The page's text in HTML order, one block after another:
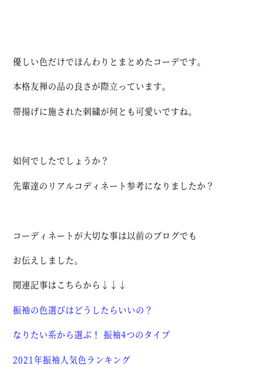
優しい色だけでほんわりとまとめたコーデです。
本格友禅の品の良さが際立っています。
帯揚げに施された刺繍が何とも可愛いですね。
如何でしたでしょうか？
先輩達のリアルコディネート参考になりましたか？
コーディネートが大切な事は以前のブログでも
お伝えしました。
関連記事はこちらから↓↓↓
振袖の色選びはどうしたらいいの？
なりたい系から選ぶ！ 振袖4つのタイプ
2021年振袖人気色ランキング